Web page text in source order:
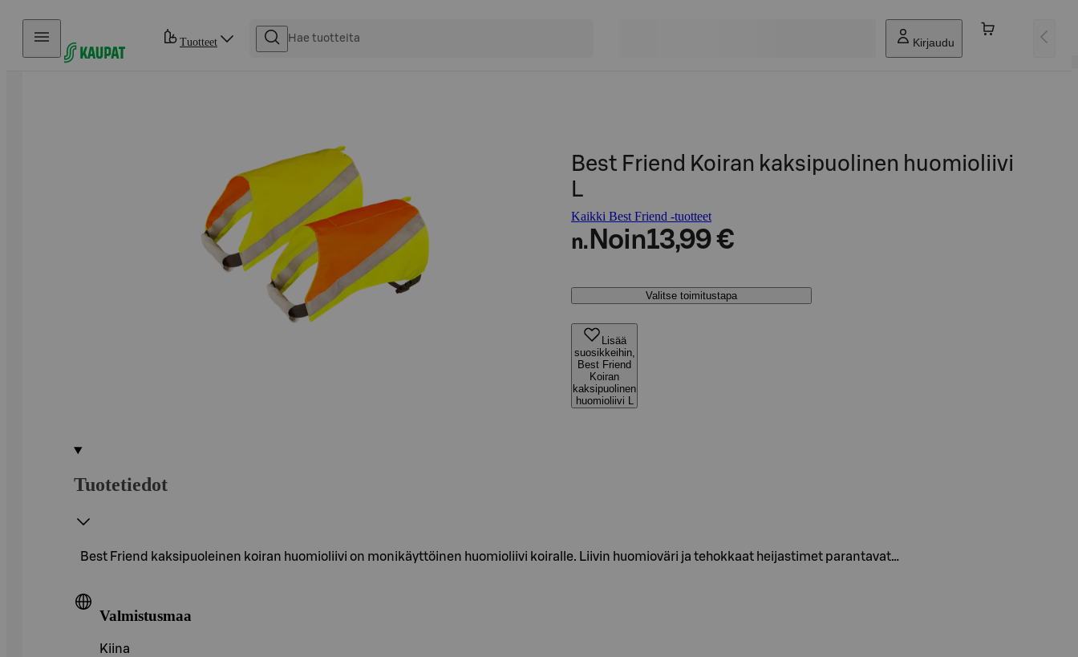
Hyppää sisältöön
Tuotteet Kirjaudu
Best Friend Koiran kaksipuolinen huomioliivi
L
Kaikki Best Friend -tuotteet
n. Noin13,99 €
Valitse toimitustapa
Lisää
suosikkeihin,
Best Friend
Koiran
kaksipuolinen
huomioliivi L
Tuotetiedot
Best Friend kaksipuoleinen koiran huomioliivi on monikäyttöinen huomioliivi koiralle. Liivin huomioväri ja tehokkaat heijastimet parantavat…
Valmistusmaa
Kiina